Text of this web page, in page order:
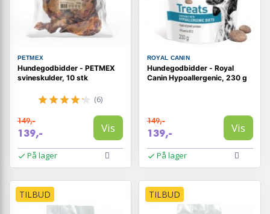
PETMEX
Hundegodbidder - PETMEX
svineskulder, 10 stk
(6)
149,-
139,- Vis
På lager
ROYAL CANIN
Hundegodbidder - Royal
Canin Hypoallergenic, 230 g
149,-
139,- Vis
På lager
TILBUD TILBUD